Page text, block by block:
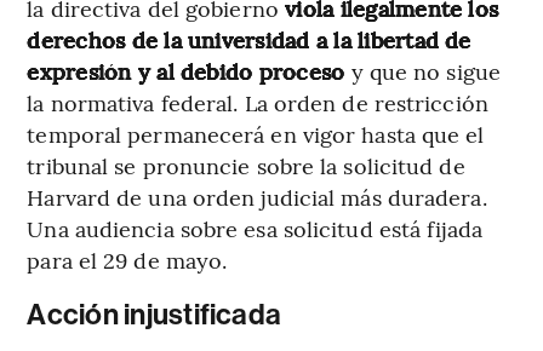
la directiva del gobierno viola ilegalmente los
derechos de la universidad a la libertad de
expresión y al debido proceso y que no sigue
la normativa federal. La orden de restricción
temporal permanecerá en vigor hasta que el
tribunal se pronuncie sobre la solicitud de
Harvard de una orden judicial más duradera.
Una audiencia sobre esa solicitud está fijada
para el 29 de mayo.
Acción injustificada